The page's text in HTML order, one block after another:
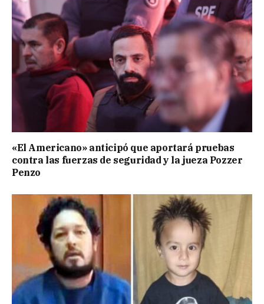
«El Americano» anticipó que aportará pruebas
contra las fuerzas de seguridad y la jueza Pozzer
Penzo